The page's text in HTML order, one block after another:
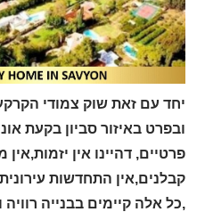
יחד עם זאת שוק צמודי
ובפרט באיזור סביון בקעת
פרטיים, דהיינו אין יזמות,אין
,כל אלה קיימים בבנייה